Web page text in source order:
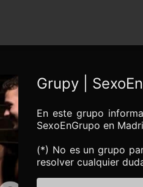
Grupy |
En este grupo
SexoEnGrupo en
(*) No es un grupo
resolver cualquier